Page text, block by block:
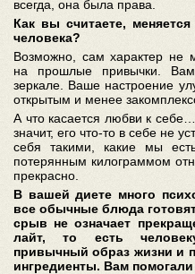
всегда, она была права.
Как вы считаете,
человека?
Возможно, сам характер не
на прошлые привычки.
зеркале. Ваше настроение
открытым и менее
А что касается любви к
значит, его что-то в себе не
себя такими, какие мы
потерянным килограммом
прекрасно.
В вашей диете много
все обычные блюда
срыв не означает
лайт, то есть
привычный образ жизни и
ингредиенты. Вам